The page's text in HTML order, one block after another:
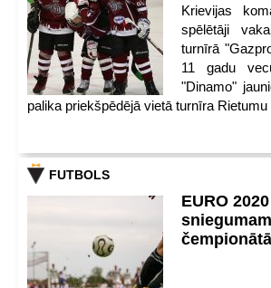
Krievijas
spēlētāji
turnīrā
11 gadu
"Dinamo"
palika priekšpēdējā vietā turnīra Rietumu
FUTBOLS
EURO
čempionātā